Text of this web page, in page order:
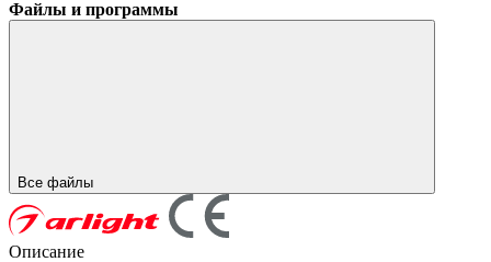
Файлы и программы
Все файлы
Описание